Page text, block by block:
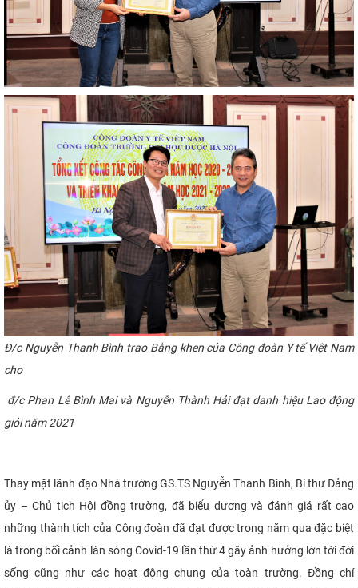
Đ/c Nguyễn Thanh Bình trao Bằng khen của Công đoàn Y tế Việt Nam
cho
đ/c Phan Lê Bình Mai và Nguyễn Thành Hải đạt danh hiệu Lao động
giỏi năm 2021
Thay mặt lãnh đạo Nhà trường GS.TS Nguyễn Thanh Bình, Bí thư Đảng
ủy – Chủ tịch Hội đồng trường, đã biểu dương và đánh giá rất cao
những thành tích của Công đoàn đã đạt được trong năm qua đặc biệt
là trong bối cảnh làn sóng Covid-19 lần thứ 4 gây ảnh hưởng lớn tới đời
sống cũng như các hoạt động chung của toàn trường. Đồng chí